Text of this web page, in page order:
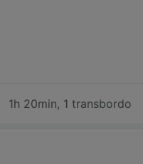
1h 20min, 1 transbordo